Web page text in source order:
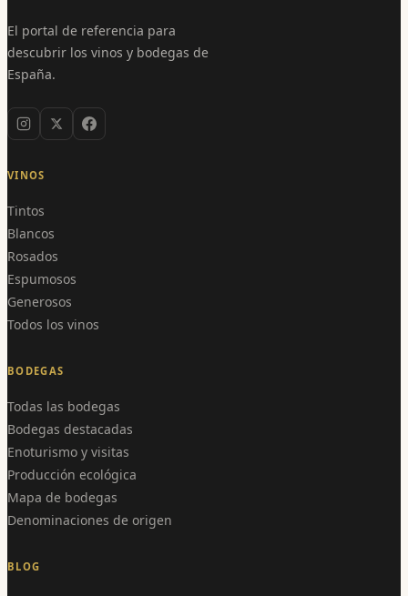
El portal de referencia para
descubrir los vinos y bodegas de
España.
VINOS
Tintos
Blancos
Rosados
Espumosos
Generosos
Todos los vinos
BODEGAS
Todas las bodegas
Bodegas destacadas
Enoturismo y visitas
Producción ecológica
Mapa de bodegas
Denominaciones de origen
BLOG